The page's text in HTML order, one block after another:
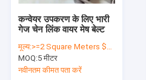
कन्वेयर उपकरण के लिए भारी
गेज चेन लिंक वायर मेष बेल्ट
मूल्य:>=2 Square Meters $43.00
MOQ:5 मीटर
नवीनतम कीमत पता करें